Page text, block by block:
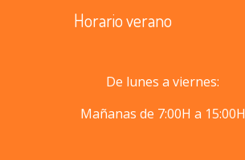
Horario verano
De lunes a viernes:
Mañanas de 7:00H a 15:00H